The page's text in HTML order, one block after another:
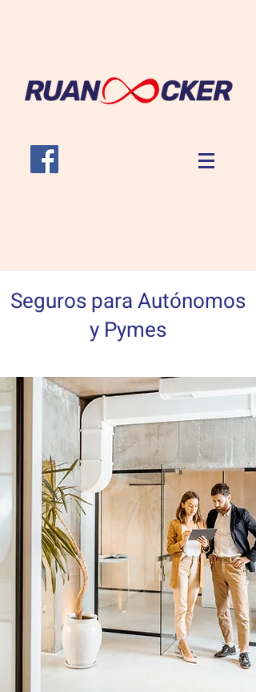
Seguros para Autónomos
y Pymes